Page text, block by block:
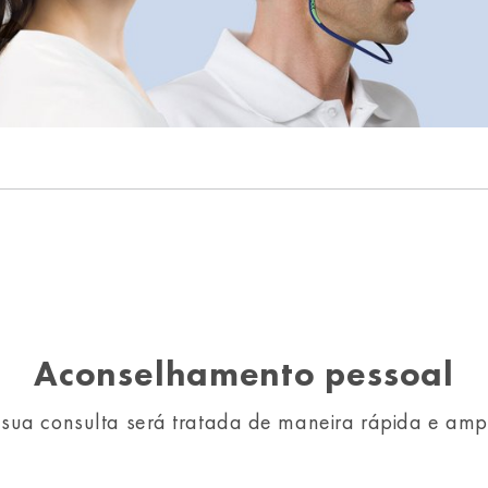
Aconselhamento pessoal
consulta será tratada de maneira rápida e